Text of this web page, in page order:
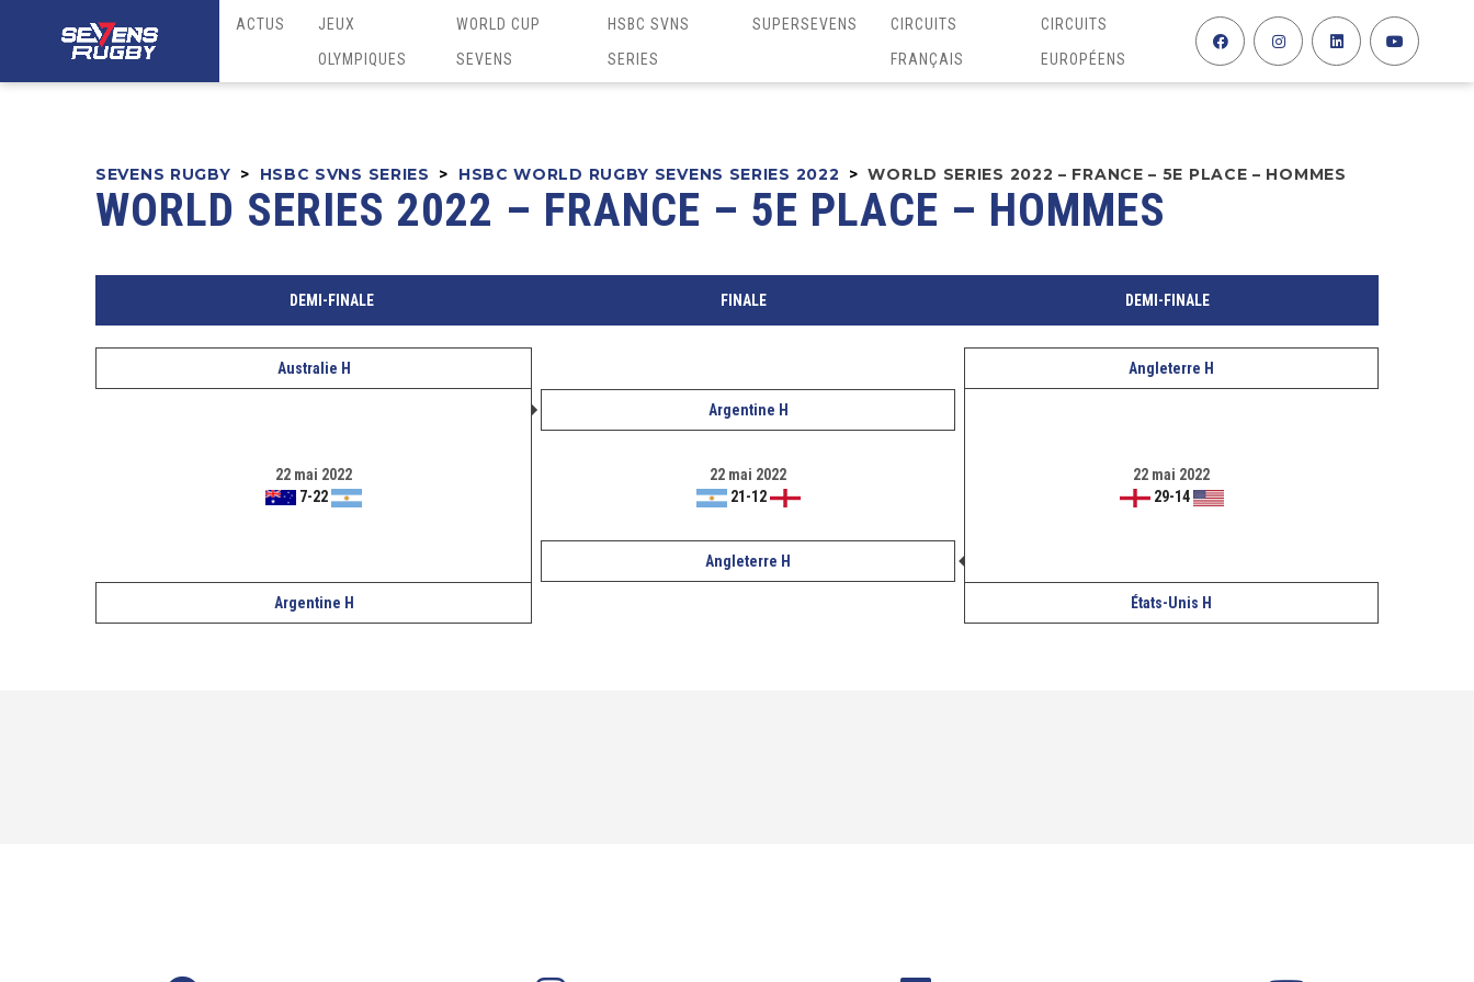
ACTUS
JEUX
OLYMPIQUES
WORLD CUP
SEVENS
HSBC SVNS
SERIES
SUPERSEVENS
CIRCUITS
FRANÇAIS
CIRCUITS
EUROPÉENS
SEVENS RUGBY > HSBC SVNS SERIES > HSBC WORLD RUGBY SEVENS SERIES 2022 > WORLD SERIES 2022 – FRANCE – 5E PLACE – HOMMES
WORLD SERIES 2022 – FRANCE – 5E PLACE – HOMMES
DEMI-FINALE FINALE DEMI-FINALE
Australie H Angleterre H
22 mai 2022
7-22
Argentine H
22 mai 2022
29-14
22 mai 2022
21-12
Angleterre H
Argentine H États-Unis H